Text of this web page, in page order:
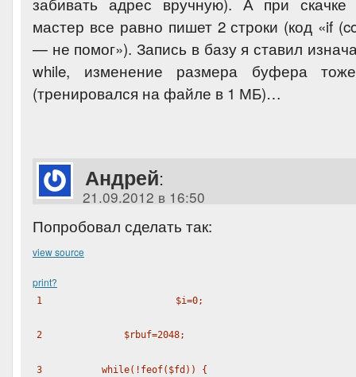
мастер все равно пишет 2 строки (код «if
— не помог»). Запись в базу я ставил
while, изменение размера буфера тоже
(тренировался на файле в 1 МБ)…
Андрей:
21.09.2012 в 16:50
Попробовал сделать так:
view source
print?
1 $i=0;
2 $rbuf=2048;
3 while(! feof( $fd )) {